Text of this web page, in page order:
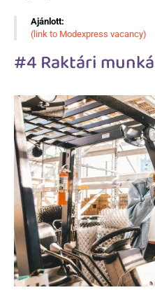
Ajánlott:
(link to Modexpress vacancy)
#4 Raktári